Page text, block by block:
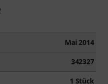
Mai 2014
342327
1 Stück